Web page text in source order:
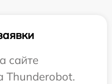
сайте
Thunderobot.